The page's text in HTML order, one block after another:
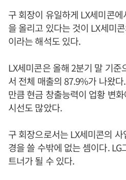
구 회장이 유일하게 LX세미콘
을 올리고 있다는 것이 LX세미
이라는 해석도 있다.
LX세미콘은 올해 2분기 말 기
서 전체 매출의 87.9%가 나왔
만큼 현금 창출능력이 업황 변
시선도 많았다.
구 회장으로서는 LX세미콘의
경을 쓸 수밖에 없는 셈이다.
트너가 될 수 있다.